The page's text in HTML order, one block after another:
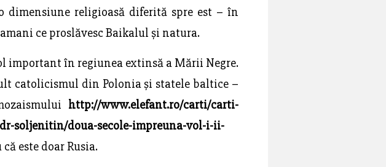
dimensiune religioasă diferită spre est – în
ce proslăvesc Baikalul și natura.
important în regiunea extinsă a Mării Negre.
catolicismul din Polonia și statele baltice –
http://www.elefant.ro/carti/carti-
soljenitin/doua-secole-impreuna-vol-i-ii-
este doar Rusia.